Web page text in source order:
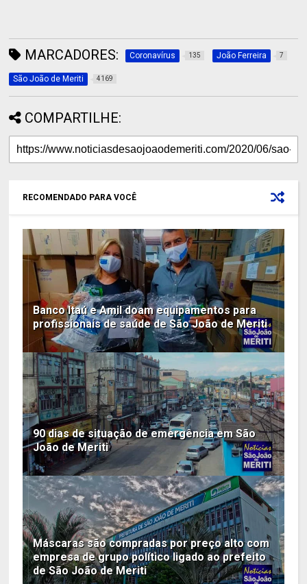
MARCADORES: Coronavírus 135 João Ferreira 7
São João de Meriti 4169
COMPARTILHE:
RECOMENDADO PARA VOCÊ
Banco Itaú e Amil doam equipamentos para
profissionais de saúde de São João de Meriti
90 dias de situação de emergência em São
João de Meriti
Máscaras são compradas por preço alto com
empresa de grupo político ligado ao prefeito
de São João de Meriti